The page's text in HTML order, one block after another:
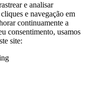
e analisar
e navegação em
continuamente a
consentimento, usamos
site: